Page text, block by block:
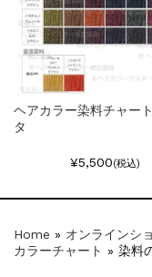
9月24日頃よりオンラ
新着情報
2024.4.10
在庫処分セールのお知
新着情報
2024.4.9
ヘアカラー染料チャー
タ
¥5,500(税込)
Home » オンラインシ
カラーチャート » 染料